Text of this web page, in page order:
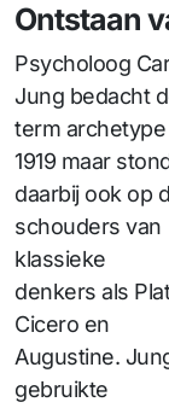
Ontstaan
Psycholoog
Jung bedacht
term archetype
1919 maar
daarbij ook op
schouders van
klassieke
denkers als
Cicero en
Augustine.
gebruikte